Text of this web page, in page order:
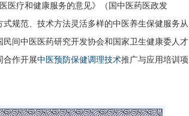
医疗和健康服务的意见》（国中医药医政发
式规范、技术方法灵活多样的中医养生保健服务从
间中医医药研究开发协会和国家卫生健康委人才
合作开展中医预防保健调理技术推广与应用培训项